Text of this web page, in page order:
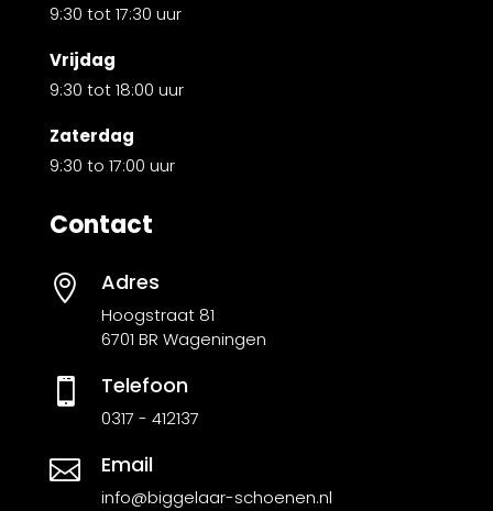
9:30 tot 17:30 uur
Vrijdag
9:30 tot 18:00 uur
Zaterdag
9:30 to 17:00 uur
Contact
 Adres
Hoogstraat 81
6701 BR Wageningen
 Telefoon
0317 - 412137
 Email
info@biggelaar-schoenen.nl